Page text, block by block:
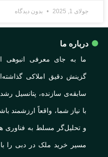
جولای 1, 2025 بدون دیدگاه
درباره ما
ما به جای معرفی انبوهی
گزینش دقیق املاکی
سابقه‌ی سازنده، پتانسیل
با نیاز شما، واقعاً ارزشمند
و تحلیل‌گر مسلط به فناوری
مسیر خرید ملک در دبی را